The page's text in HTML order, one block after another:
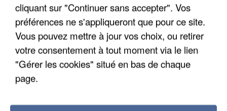
cliquant sur "Continuer sans accepter". Vos
préférences ne s'appliqueront que pour ce site.
Vous pouvez mettre à jour vos choix, ou retirer
votre consentement à tout moment via le lien
"Gérer les cookies" situé en bas de chaque
page.